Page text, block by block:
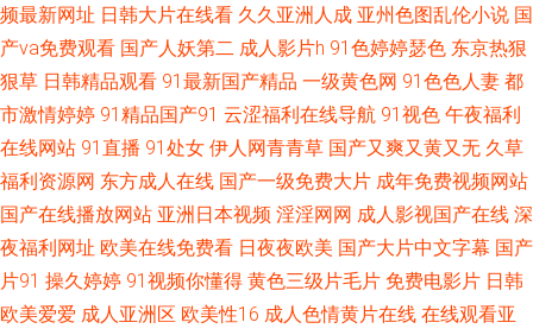
视频自产 日本另类性交 原来的神马电影网免费看 国产豆花网站 日本鳥国片
在线播放成人a 国产高清视频免费视频观看 www成人色 九视频在线观看欧
视色在线观看网站 91精品论坛 国产一二三四视频 日本成a人片在线播放 91
精片 国产一级在线观看 日本特黄a级秒试看 真实14初次破初视频 国产勉费
色片 九九热六 深夜诱惑av 91啪在线观看蜜桃臀 国偷自拍 日韩精品摩擦视频
频最新网址 日韩大片在线看 久久亚洲人成 亚州色图乱伦小说 国
产va免费观看 国产人妖第二 成人影片h 91色婷婷瑟色 东京热狠
狠草 日韩精品观看 91最新国产精品 一级黄色网 91色色人妻 都
市激情婷婷 91精品国产91 云涩福利在线导航 91视色 午夜福利
在线网站 91直播 91处女 伊人网青青草 国产又爽又黄又无 久草
福利资源网 东方成人在线 国产一级免费大片 成年免费视频网站
国产在线播放网站 亚洲日本视频 淫淫网网 成人影视国产在线 深
夜福利网址 欧美在线免费看 日夜夜欧美 国产大片中文字幕 国产
片91 操久婷婷 91视频你懂得 黄色三级片毛片 免费电影片 日韩
欧美爱爱 成人亚洲区 欧美性16 成人色情黄片在线 在线观看亚